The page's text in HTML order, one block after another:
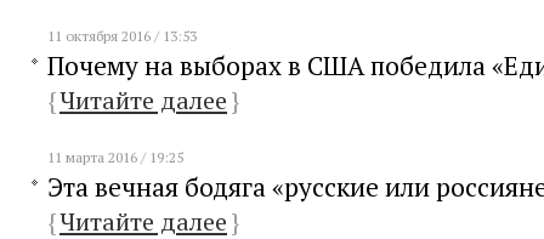
11 октября 2016 / 13:53
Почему на выборах в США победила
{Читайте далее}
11 марта 2016 / 19:25
Эта вечная бодяга «русские или
{Читайте далее}